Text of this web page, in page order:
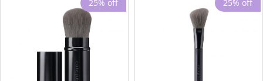
25% off 25% off